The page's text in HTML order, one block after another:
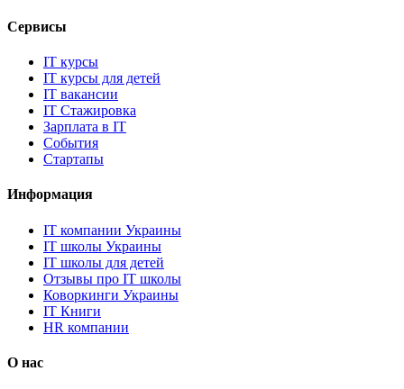
Сервисы
IT курсы
IT курсы для детей
IT вакансии
IT Стажировка
Зарплата в IT
События
Стартапы
Информация
IT компании Украины
IT школы Украины
IT школы для детей
Отзывы про IT школы
Коворкинги Украины
IT Книги
HR компании
О нас